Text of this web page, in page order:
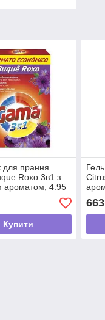
прання
Roxo 3в1 з
ароматом, 4.95
Купити
663